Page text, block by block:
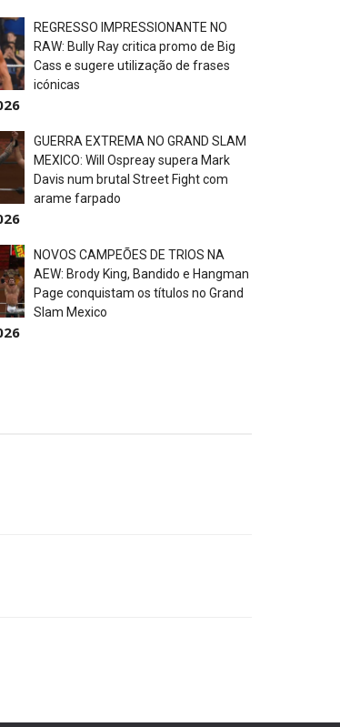
Match
REGRESSO IMPRESSIONANTE NO
RAW: Bully Ray critica promo de Big
Cass e sugere utilização de frases
icónicas
GUERRA EXTREMA NO GRAND SLAM
MEXICO: Will Ospreay supera Mark
Davis num brutal Street Fight com
arame farpado
NOVOS CAMPEÕES DE TRIOS NA
AEW: Brody King, Bandido e Hangman
Page conquistam os títulos no Grand
Slam Mexico